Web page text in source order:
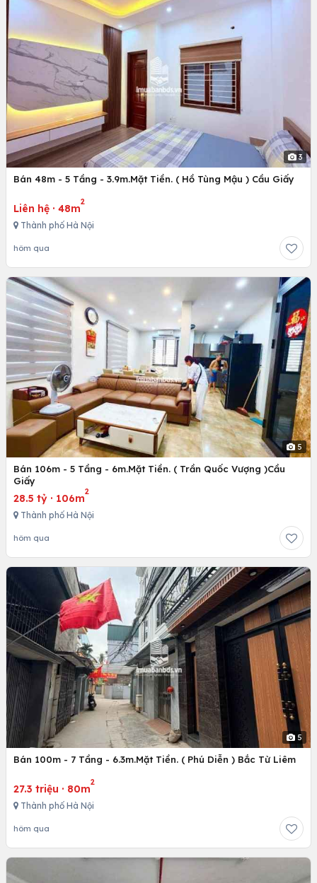
3
Bán 48m - 5 Tầng - 3.9m.Mặt Tiền. ( Hồ Tùng Mậu ) Cầu Giấy
Liên hệ · 48m
2
Thành phố Hà Nội
hôm qua
5
Bán 106m - 5 Tầng - 6m.Mặt Tiền. ( Trần Quốc Vượng )Cầu
Giấy
28.5 tỷ · 106m
2
Thành phố Hà Nội
hôm qua
5
Bán 100m - 7 Tầng - 6.3m.Mặt Tiền. ( Phú Diễn ) Bắc Từ Liêm
27.3 triệu · 80m
2
Thành phố Hà Nội
hôm qua